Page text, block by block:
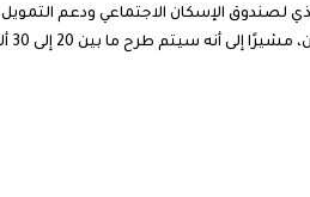
لصندوق الإسكان الاجتماعي ودعم
وأن سعر الوحدة 184 ألف جنيه، وهي كاملة التشطب وبمساحة 90 مترًا.